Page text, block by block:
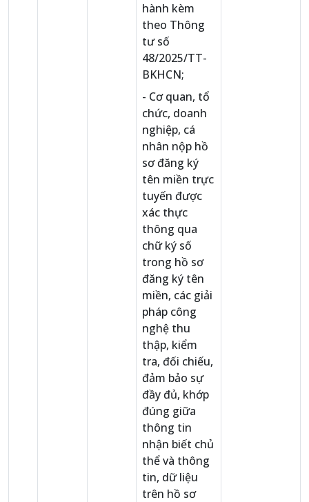
hành kèm
theo Thông
tư số
48/2025/TT-
BKHCN;
- Cơ quan, tổ
chức, doanh
nghiệp, cá
nhân nộp hồ
sơ đăng ký
tên miền trực
tuyến được
xác thực
thông qua
chữ ký số
trong hồ sơ
đăng ký tên
miền, các giải
pháp công
nghệ thu
thập, kiểm
tra, đối chiếu,
đảm bảo sự
đầy đủ, khớp
đúng giữa
thông tin
nhận biết chủ
thể và thông
tin, dữ liệu
trên hồ sơ